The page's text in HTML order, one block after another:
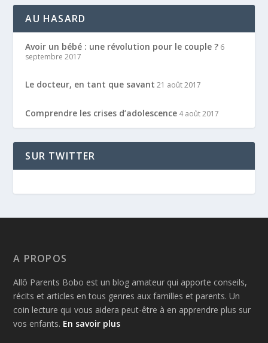
AU HASARD
Avoir un bébé : une révolution pour le couple ? 6
septembre 2017
Le docteur, en tant que savant 21 août 2017
Comprendre les crises d’adolescence 4 août 2017
SUR TWITTER
A PROPOS
Allô Parents Bobo est un blog amateur qui apporte conseils,
récits et articles en tous genres aux familles et parents. Un
coin lecture qui vous aidera peut-être à en apprendre plus sur
vos enfants. En savoir plus